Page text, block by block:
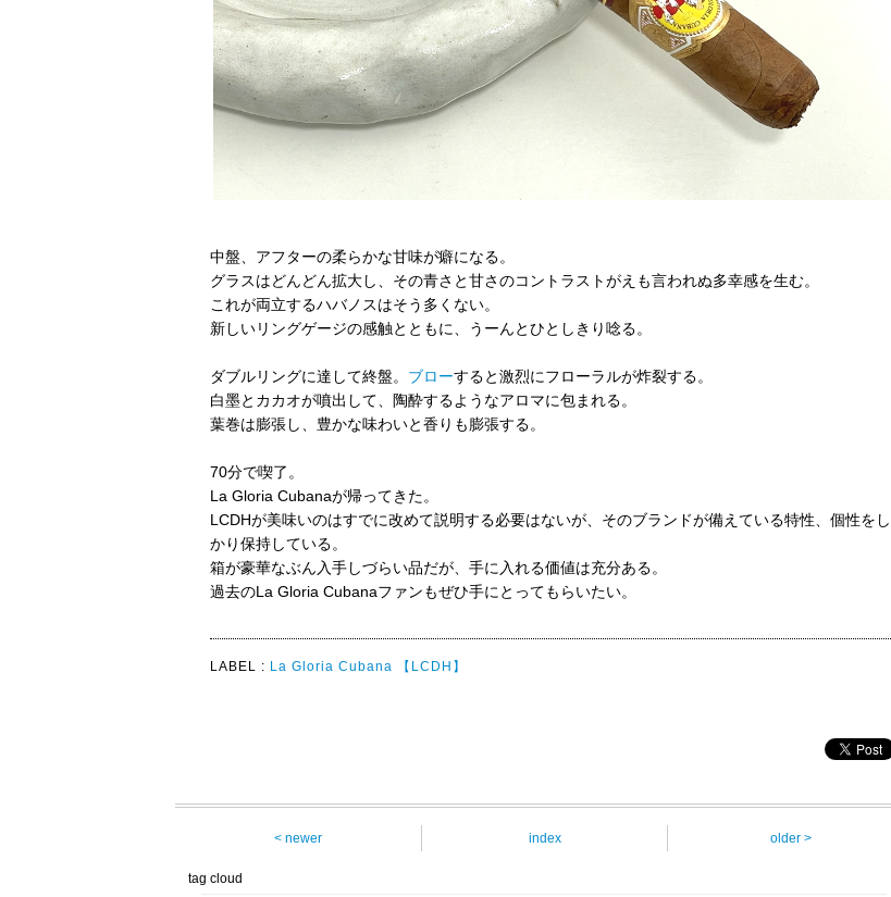
中盤、アフターの柔らかな甘味が癖になる。
グラスはどんどん拡大し、その青さと甘さのコントラストがえも言われぬ多幸感を生む。
これが両立するハバノスはそう多くない。
新しいリングゲージの感触とともに、うーんとひとしきり唸る。
ダブルリングに達して終盤。 ブローすると激烈にフローラルが炸裂する。
白墨とカカオが噴出して、陶酔するようなアロマに包まれる。
葉巻は膨張し、豊かな味わいと香りも膨張する。
70分で喫了。
La Gloria Cubanaが帰ってきた。
LCDHが美味いのはすでに改めて説明する必要はないが、そのブランドが備えている特性、個性を
かり保持している。
箱が豪華なぶん入手しづらい品だが、手に入れる価値は充分ある。
過去のLa Gloria Cubanaファンもぜひ手にとってもらいたい。
LABEL : La Gloria Cubana 【LCDH】
< newer index older >
tag cloud